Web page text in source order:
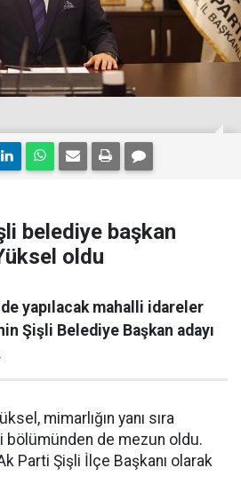
belediye başkan
oldu
yapılacak mahalli idareler
Şişli Belediye Başkan adayı
mimarlığın yanı sıra
de mezun oldu.
Parti Şişli İlçe Başkanı olarak